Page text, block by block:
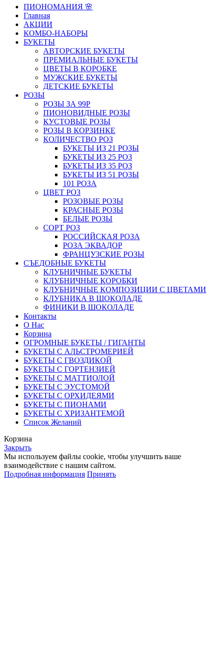
ПИОНОМАНИЯ 🌸
Главная
АКЦИИ
КОМБО-НАБОРЫ
БУКЕТЫ
АВТОРСКИЕ БУКЕТЫ
ПРЕМИАЛЬНЫЕ БУКЕТЫ
ЦВЕТЫ В КОРОБКЕ
МУЖСКИЕ БУКЕТЫ
ДЕТСКИЕ БУКЕТЫ
РОЗЫ
РОЗЫ ЗА 99Р
ПИОНОВИДНЫЕ РОЗЫ
КУСТОВЫЕ РОЗЫ
РОЗЫ В КОРЗИНКЕ
КОЛИЧЕСТВО РОЗ
БУКЕТЫ ИЗ 21 РОЗЫ
БУКЕТЫ ИЗ 25 РОЗ
БУКЕТЫ ИЗ 35 РОЗ
БУКЕТЫ ИЗ 51 РОЗЫ
101 РОЗА
ЦВЕТ РОЗ
РОЗОВЫЕ РОЗЫ
КРАСНЫЕ РОЗЫ
БЕЛЫЕ РОЗЫ
СОРТ РОЗ
РОССИЙСКАЯ РОЗА
РОЗА ЭКВАДОР
ФРАНЦУЗСКИЕ РОЗЫ
СЪЕДОБНЫЕ БУКЕТЫ
КЛУБНИЧНЫЕ БУКЕТЫ
КЛУБНИЧНЫЕ КОРОБКИ
КЛУБНИЧНЫЕ КОМПОЗИЦИИ С ЦВЕТАМИ
КЛУБНИКА В ШОКОЛАДЕ
ФИНИКИ В ШОКОЛАДЕ
Контакты
О Нас
Корзина
ОГРОМНЫЕ БУКЕТЫ / ГИГАНТЫ
БУКЕТЫ С АЛЬСТРОМЕРИЕЙ
БУКЕТЫ С ГВОЗДИКОЙ
БУКЕТЫ С ГОРТЕНЗИЕЙ
БУКЕТЫ С МАТТИОЛОЙ
БУКЕТЫ С ЭУСТОМОЙ
БУКЕТЫ С ОРХИДЕЯМИ
БУКЕТЫ С ПИОНАМИ
БУКЕТЫ С ХРИЗАНТЕМОЙ
Список Желаний
Корзина
Закрыть
Мы используем файлы cookie, чтобы улучшить ваше
взаимодействие с нашим сайтом.
Подробная информация Принять